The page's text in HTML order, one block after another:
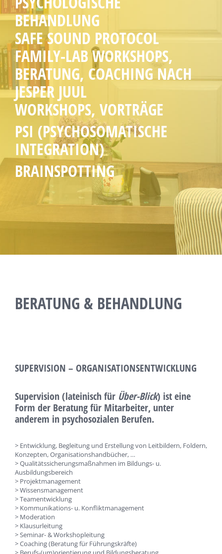
BEHANDLUNG
SAFE SOUND PROTOCOL
FAMILY-LAB WORKSHOPS,
BERATUNG, COACHING NACH
JESPER JUUL
WORKSHOPS, VORTRÄGE
PSI (PSYCHOSOMATISCHE
INTEGRATION)
BRAINSPOTTING
BERATUNG & BEHANDLUNG
SUPERVISION – ORGANISATIONSENTWICKLUNG
Supervision(lateinisch für Über-Blick) ist eine
Form der Beratung für Mitarbeiter, unter
anderem in psychosozialen Berufen.
> Entwicklung, Begleitung und Erstellung von Leitbildern, Foldern,
Konzepten, Organisationshandbücher, …
> Qualitätssicherungsmaßnahmen im Bildungs- u.
Ausbildungsbereich
> Projektmanagement
> Wissensmanagement
> Teamentwicklung
> Kommunikations- u. Konfliktmanagement
> Moderation
> Klausurleitung
> Seminar- & Workshopleitung
> Coaching (Beratung für Führungskräfte)